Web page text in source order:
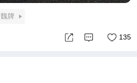
魏牌
135